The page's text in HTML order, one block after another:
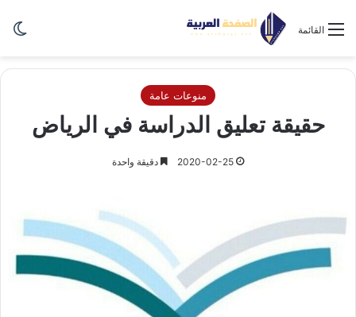
القائمة
منوعات عامة
حقيقة تعليق الدراسة في الرياض
2020-02-25 دقيقة واحدة